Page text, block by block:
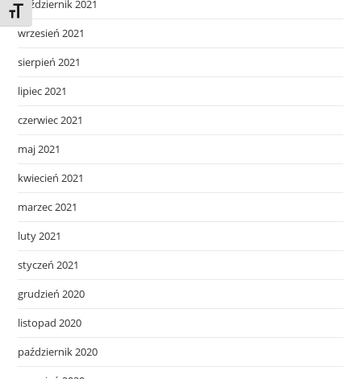
Toggle Font size
październik 2021
wrzesień 2021
sierpień 2021
lipiec 2021
czerwiec 2021
maj 2021
kwiecień 2021
marzec 2021
luty 2021
styczeń 2021
grudzień 2020
listopad 2020
październik 2020